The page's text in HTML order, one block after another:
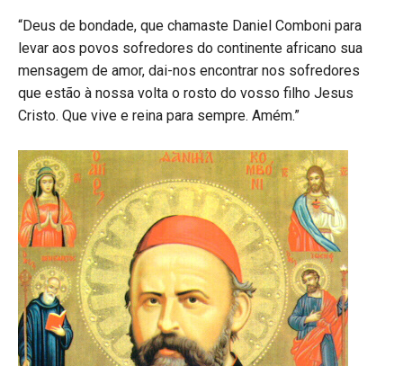
“Deus de bondade, que chamaste Daniel Comboni para
levar aos povos sofredores do continente africano sua
mensagem de amor, dai-nos encontrar nos sofredores
que estão à nossa volta o rosto do vosso filho Jesus
Cristo. Que vive e reina para sempre. Amém.”